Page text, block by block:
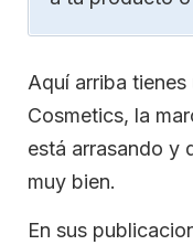
Aquí arriba
Cosmetics, la
está arrasando y
muy bien.
En sus